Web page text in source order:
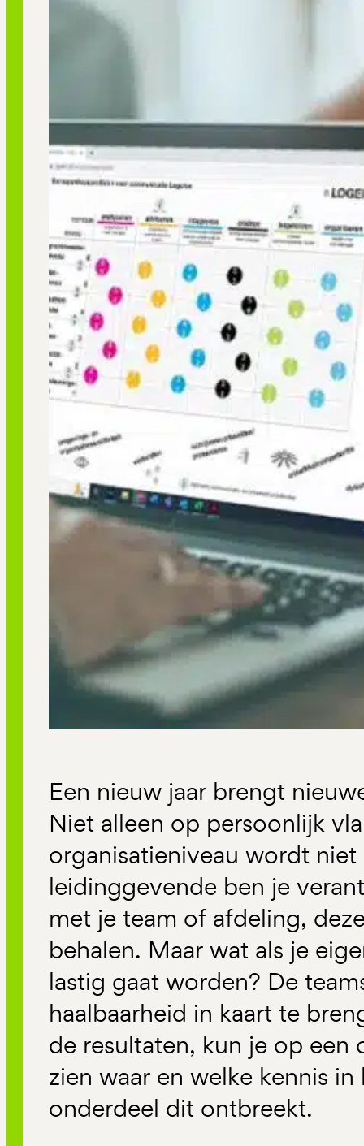
Een nieuw jaar brengt
Niet alleen op persoonlijk
organisatieniveau wordt niet
leidinggevende ben je
met je team of afdeling,
behalen. Maar wat als je
lastig gaat worden? De
haalbaarheid in kaart te
de resultaten, kun je op een
zien waar en welke kennis
onderdeel dit ontbreekt.